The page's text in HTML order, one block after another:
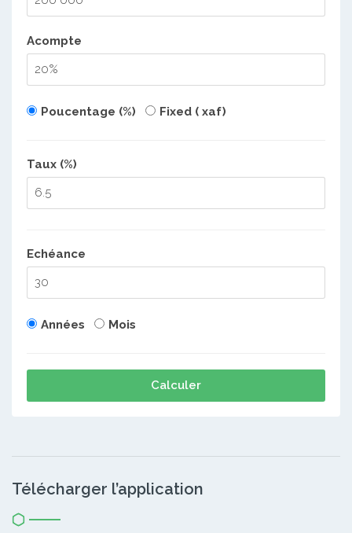
Acompte
Poucentage (%) Fixed ( xaf)
Taux (%)
Echéance
Années Mois
Calculer
Télécharger l’application